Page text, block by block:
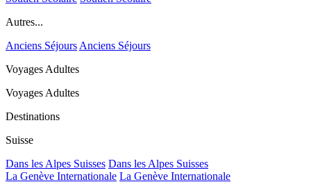
Autres...
Anciens Séjours Anciens Séjours
Voyages Adultes
Voyages Adultes
Destinations
Suisse
Dans les Alpes Suisses Dans les Alpes Suisses
La Genève Internationale La Genève Internationale